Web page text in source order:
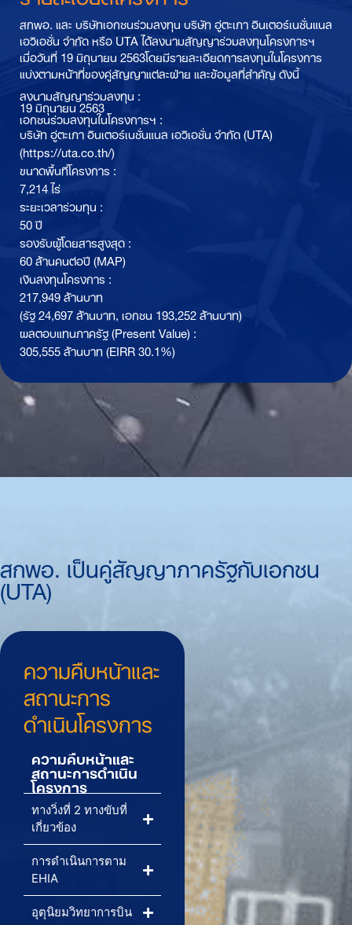
สกพอ. และ บริษัทเอกชนร่วมลงทุน บริษัท อู่ตะเภา อินเตอร์เนชั่นแนล
เอวิเอชั่น จำกัด หรือ UTA ได้ลงนามสัญญาร่วมลงทุนโครงการฯ
เมื่อวันที่ 19 มิถุนายน 2563โดยมีรายละเอียดการลงทุนในโครงการ
แบ่งตามหน้าที่ของคู่สัญญาแต่ละฝ่าย และข้อมูลที่สำคัญ ดังนี้
ลงนามสัญญาร่วมลงทุน :
19 มิถุนายน 2563
เอกชนร่วมลงทุนในโครงการฯ :
บริษัท อู่ตะเภา อินเตอร์เนชั่นแนล เอวิเอชั่น จำกัด (UTA)
(https://uta.co.th/)
ขนาดพื้นที่โครงการ :
7,214 ไร่
ระยะเวลาร่วมทุน :
50 ปี
รองรับผู้โดยสารสูงสุด :
60 ล้านคนต่อปี (MAP)
เงินลงทุนโครงการ :
217,949 ล้านบาท
(รัฐ 24,697 ล้านบาท, เอกชน 193,252 ล้านบาท)
ผลตอบแทนภาครัฐ (Present Value) :
305,555 ล้านบาท (EIRR 30.1%)
สกพอ. เป็นคู่สัญญาภาครัฐกับเอกชน
(UTA)
ความคืบหน้าและ
สถานะการ
ดำเนินโครงการ
ความคืบหน้าและ
สถานะการดำเนิน
โครงการ
ทางวิ่งที่ 2 ทางขับที่
เกี่ยวข้อง
การดำเนินการตาม
EHIA
อุตุนิยมวิทยาการบิน